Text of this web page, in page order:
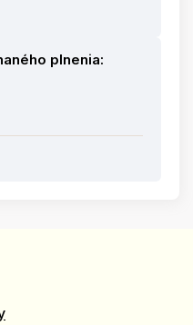
plnenia: